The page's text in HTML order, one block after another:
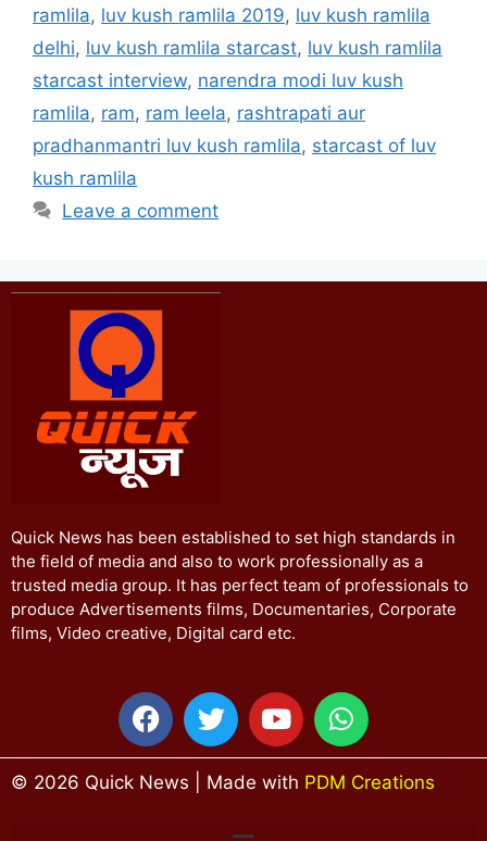
ramlila, luv kush ramlila 2019, luv kush ramlila
delhi, luv kush ramlila starcast, luv kush ramlila
starcast interview, narendra modi luv kush
ramlila, ram, ram leela, rashtrapati aur
pradhanmantri luv kush ramlila, starcast of luv
kush ramlila
Leave a comment
Quick News has been established to set high standards in
the field of media and also to work professionally as a
trusted media group. It has perfect team of professionals to
produce Advertisements films, Documentaries, Corporate
films, Video creative, Digital card etc.
© 2026 Quick News | Made with PDM Creations